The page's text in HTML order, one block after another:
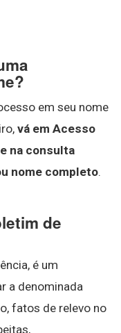
em seu nome
vá em Acesso
na consulta
nome completo.
de
é um
a denominada
fatos de relevo no